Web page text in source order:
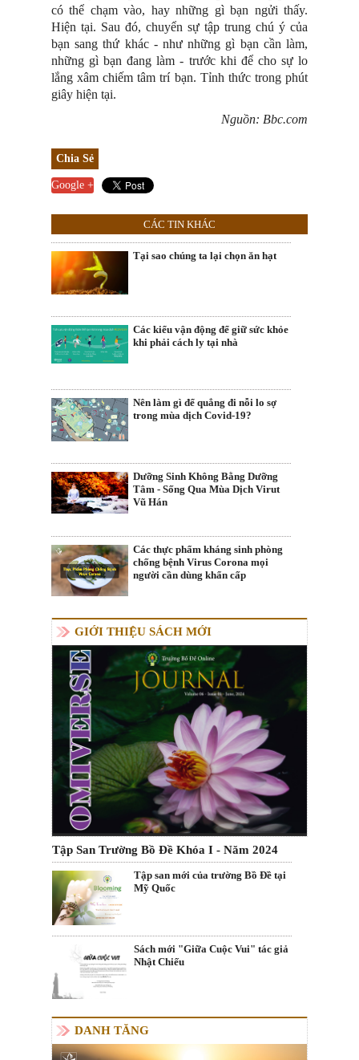
có thể chạm vào, hay những gì bạn ngửi thấy.
Hiện tại. Sau đó, chuyển sự tập trung chú ý của
bạn sang thứ khác - như những gì bạn cần làm,
những gì bạn đang làm - trước khi để cho sự lo
lắng xâm chiếm tâm trí bạn. Tỉnh thức trong phút
giây hiện tại.
Nguồn: Bbc.com
Chia Sẻ
Google +
CÁC TIN KHÁC
Tại sao chúng ta lại chọn ăn hạt
Các kiểu vận động để giữ sức khỏe
khi phải cách ly tại nhà
Nên làm gì để quẳng đi nỗi lo sợ
trong mùa dịch Covid-19?
Dưỡng Sinh Không Bằng Dưỡng
Tâm - Sống Qua Mùa Dịch Virut
Vũ Hán
Các thực phẩm kháng sinh phòng
chống bệnh Virus Corona mọi
người cần dùng khẩn cấp
GIỚI THIỆU SÁCH MỚI
Tập San Trường Bồ Đề Khóa I - Năm 2024
Tập san mới của trường Bồ Đề tại
Mỹ Quốc
Sách mới "Giữa Cuộc Vui" tác giả
Nhật Chiếu
DANH TĂNG